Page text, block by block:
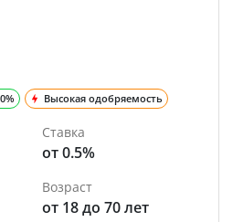
Высокая одобряемость
Ставка
от 0.5%
Возраст
от 18 до 70 лет